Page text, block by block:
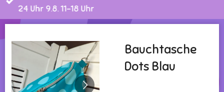
24 Uhr 9.8. 11-18 Uhr
Bauchtasche
Dots Blau